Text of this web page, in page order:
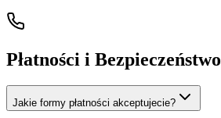
Płatności i Bezpieczeństwo
Jakie formy płatności akceptujecie?